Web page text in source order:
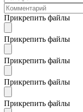
Прикрепить файлы
Прикрепить файлы
Прикрепить файлы
Прикрепить файлы
Прикрепить файлы